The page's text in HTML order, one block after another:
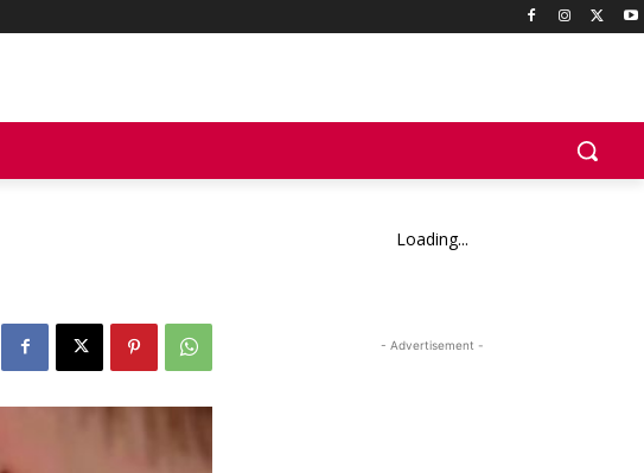
Loading...
- Advertisement -